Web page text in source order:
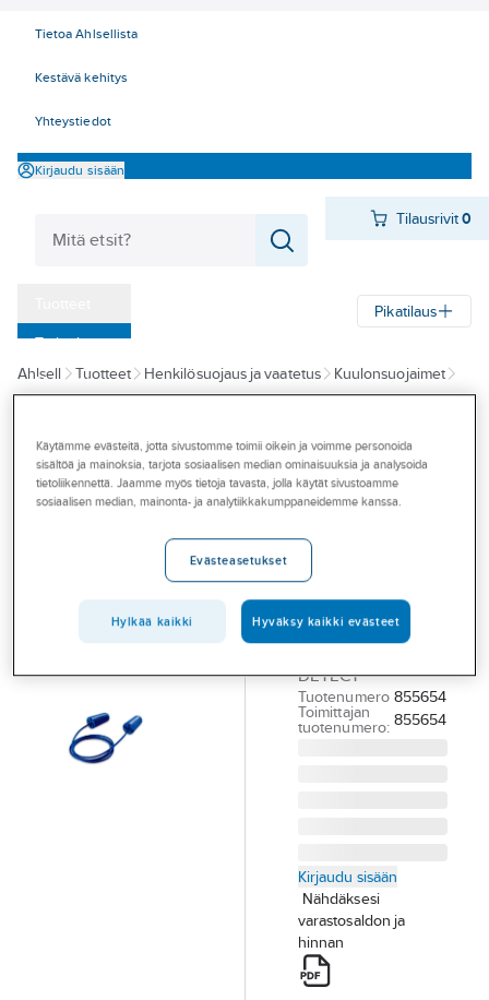
Tietoa Ahlsellista
Kestävä kehitys
Yhteystiedot
Kirjaudu sisään
Tilausrivit 0
‎Tarjoukset
Myymälät
Konseptit
Palvelut
Pikatilaus
Ahlsell Tuotteet Henkilösuojaus ja vaatetus
Kuulonsuojaimet
Korva- ja sankatulpat
ACTIVEWEAR
Korvatulppa
Activewear
Detect
KORVATULPPA
HAVAITTAVA
100PAR
ACTIVEWEAR
DETECT
Tuotenumero 855654
Toimittajan
tuotenumero: 855654
Kirjaudu sisään
Nähdäksesi
varastosaldon ja
hinnan
Käytämme evästeitä, jotta sivustomme toimii oikein ja voimme personoida
sisältöä ja mainoksia, tarjota sosiaalisen median ominaisuuksia ja analysoida
tietoliikennettä. Jaamme myös tietoja tavasta, jolla käytät sivustoamme
sosiaalisen median, mainonta- ja analytiikkakumppaneidemme kanssa.
Evästeasetukset
Hylkää kaikki Hyväksy kaikki evästeet